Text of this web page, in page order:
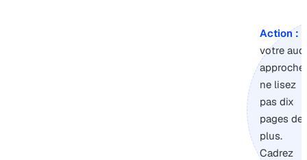
Action :
votre
approche,
ne lisez
pas dix
pages de
plus.
Cadrez